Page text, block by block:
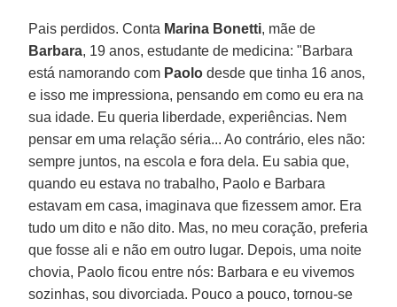
Pais perdidos. Conta Marina Bonetti, mãe de
Barbara, 19 anos, estudante de medicina: "Barbara
está namorando com Paolo desde que tinha 16 anos,
e isso me impressiona, pensando em como eu era na
sua idade. Eu queria liberdade, experiências. Nem
pensar em uma relação séria... Ao contrário, eles não:
sempre juntos, na escola e fora dela. Eu sabia que,
quando eu estava no trabalho, Paolo e Barbara
estavam em casa, imaginava que fizessem amor. Era
tudo um dito e não dito. Mas, no meu coração, preferia
que fosse ali e não em outro lugar. Depois, uma noite
chovia, Paolo ficou entre nós: Barbara e eu vivemos
sozinhas, sou divorciada. Pouco a pouco, tornou-se